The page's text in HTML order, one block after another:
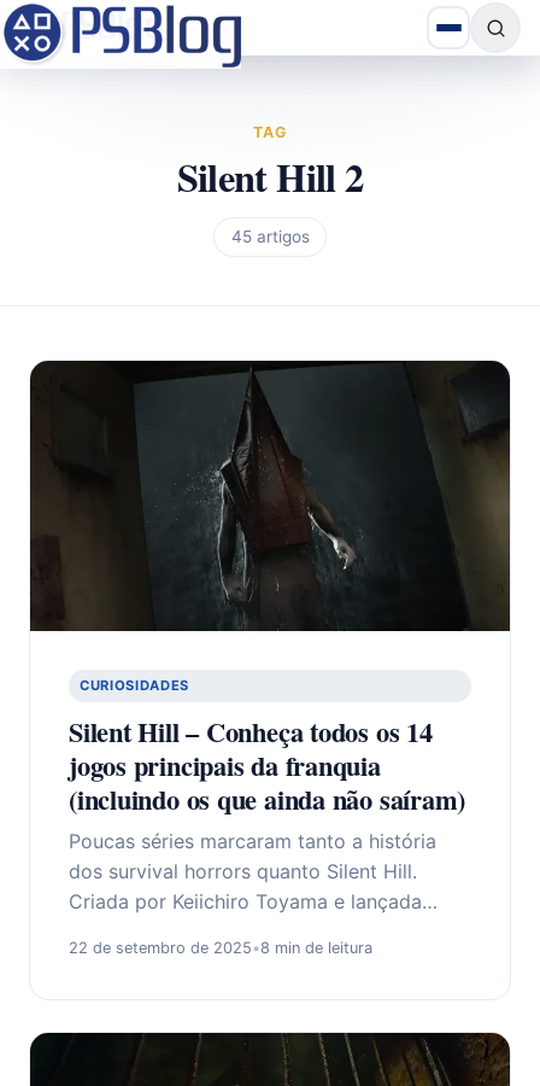
TAG
Silent Hill 2
45 artigos
CURIOSIDADES
Silent Hill – Conheça todos os 14
jogos principais da franquia
(incluindo os que ainda não saíram)
Poucas séries marcaram tanto a história
dos survival horrors quanto Silent Hill.
Criada por Keiichiro Toyama e lançada…
22 de setembro de 2025•8 min de leitura